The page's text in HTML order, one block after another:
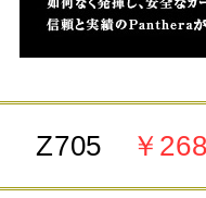
Z705 ￥